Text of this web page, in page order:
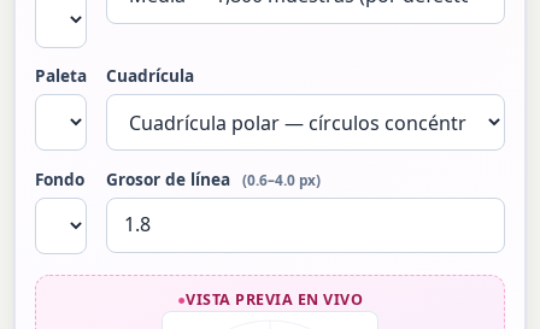
Paleta Cuadrícula
Fondo Grosor de línea (0.6–4.0 px)
VISTA PREVIA EN VIVO